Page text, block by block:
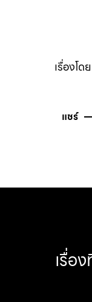
เรื่องโดย
แชร์
เรื่อ